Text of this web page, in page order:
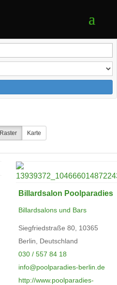
Raster Karte
Billardsalon Poolparadies
Billardsalons und Bars
Siegfriedstraße 80, 10365
Berlin, Deutschland
030 / 557 84 18
info@poolparadies-berlin.de
http://www.poolparadies-